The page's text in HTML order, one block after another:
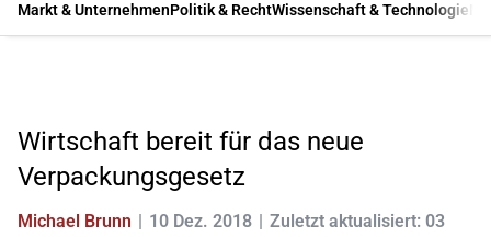
Markt & UnternehmenPolitik & RechtWissenschaft & Technologie
Wirtschaft bereit für das neue
Verpackungsgesetz
Michael Brunn 10 Dez. 2018
Zuletzt aktualisiert: 03